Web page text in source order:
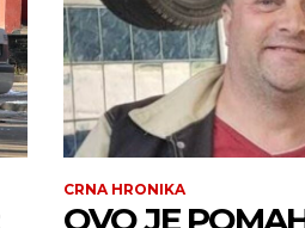
CRNA HRONIKA
OVO JE